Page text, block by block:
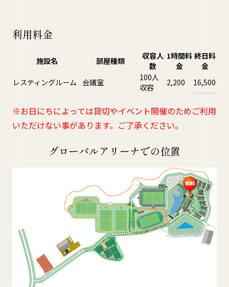
利用料金
施設名 部屋種類
収容人
数
1時間料
金
終日料
金
レスティングルーム 会議室
100人
収容
2,200 16,500
※お日にちによっては貸切やイベント開催のためご利用
いただけない事があります。ご了承ください。
グローバルアリーナでの位置